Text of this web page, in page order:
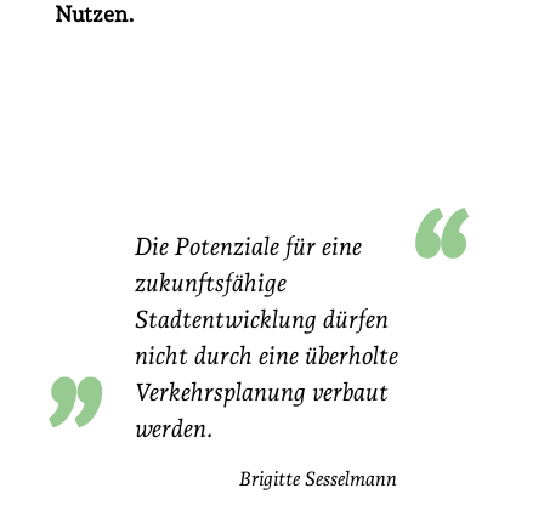
Nutzen.
„
Die Potenziale für eine
zukunftsfähige
Stadtentwicklung dürfen
nicht durch eine überholte
Verkehrsplanung verbaut
werden.
Brigitte Sesselmann
“